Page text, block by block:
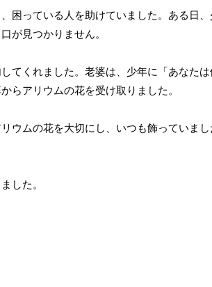
困っている人を助けていました。ある日
が見つかりません。
てくれました。老婆は、少年に「あなた
らアリウムの花を受け取りました。
ウムの花を大切にし、いつも飾っていま
した。